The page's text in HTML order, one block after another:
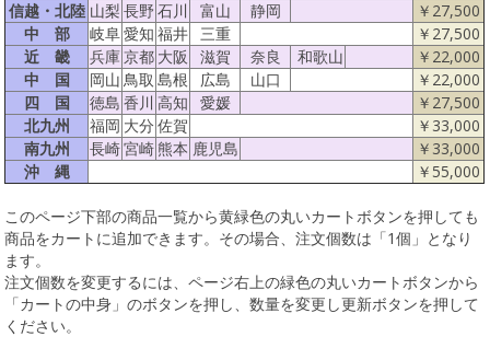
信越・北陸 山梨 長野 石川 富山 静岡
￥27,500
中 部
岐阜愛知 福井 三重
￥27,500
近 畿
兵庫京都 大阪 滋賀 奈良 和歌山
￥22,000
中 国
岡山 鳥取 島根 広島 山口
￥22,000
四 国
徳島 香川 高知 愛媛
￥27,500
北九州
福岡 大分佐賀
￥33,000
南九州
長崎宮崎熊本 鹿児島
￥33,000
沖 縄
￥55,000
このページ下部の商品一覧から黄緑色の丸いカートボタンを押しても
商品をカートに追加できます。その場合、注文個数は「1個」となり
ます。
注文個数を変更するには、ページ右上の緑色の丸いカートボタンから
「カートの中身」のボタンを押し、数量を変更し更新ボタンを押して
ください。